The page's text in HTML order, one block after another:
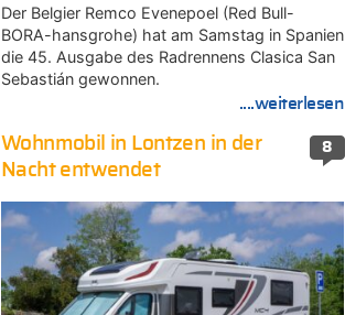
Der Belgier Remco Evenepoel (Red Bull-
BORA-hansgrohe) hat am Samstag in Spanien
die 45. Ausgabe des Radrennens Clasica San
Sebastián gewonnen.
....weiterlesen
8
Wohnmobil in Lontzen in der
Nacht entwendet